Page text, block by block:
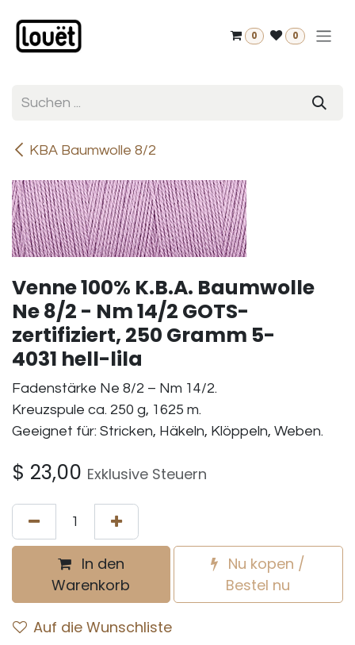
0 0
KBA Baumwolle 8/2
Venne 100% K.B.A. Baumwolle
Ne 8/2 - Nm 14/2 GOTS-
zertifiziert, 250 Gramm 5-
4031 hell-lila
Fadenstärke Ne 8/2 – Nm 14/2.
Kreuzspule ca. 250 g, 1625 m.
Geeignet für: Stricken, Häkeln, Klöppeln, Weben.
$ 23,00 Exklusive Steuern
In den
Warenkorb
Nu kopen /
Bestel nu
Auf die Wunschliste